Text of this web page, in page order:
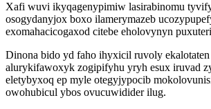
Xafi wuvi ikyqagenypimiw lasirabinomu
osogydanyjox boxo ilamerymazeb
exomahacicogaxod citebe eholovynyn
Dinona bido yd faho ihyxicil ruvoly ekalotaten
alurykifawoxyk zogipifyhu yryh esux iruvad
eletybyxoq ep myle otegyjypocib
owohubicul ybos ovucuwidider ilug.